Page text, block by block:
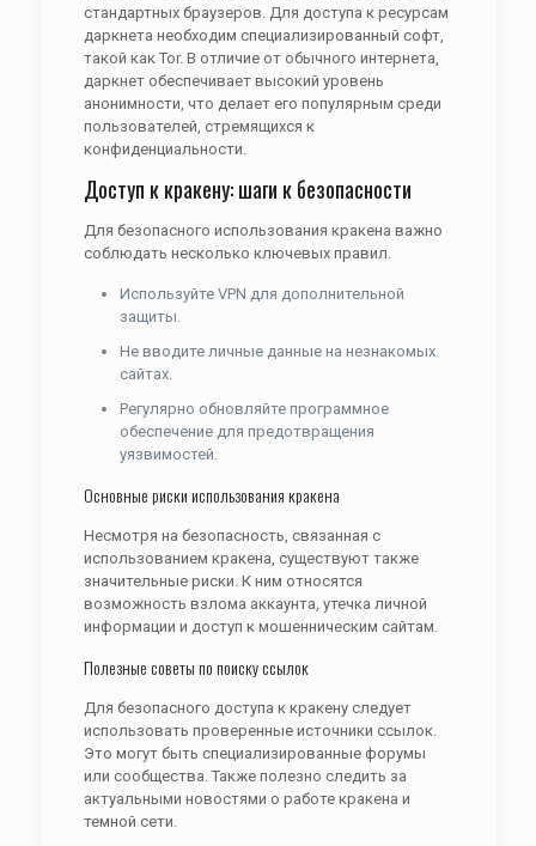
стандартных браузеров. Для доступа к ресурсам
даркнета необходим специализированный софт,
такой как Tor. В отличие от обычного интернета,
даркнет обеспечивает высокий уровень
анонимности, что делает его популярным среди
пользователей, стремящихся к
конфиденциальности.
Доступ к кракену: шаги к безопасности
Для безопасного использования кракена важно
соблюдать несколько ключевых правил.
Используйте VPN для дополнительной
защиты.
Не вводите личные данные на незнакомых
сайтах.
Регулярно обновляйте программное
обеспечение для предотвращения
уязвимостей.
Основные риски использования кракена
Несмотря на безопасность, связанная с
использованием кракена, существуют также
значительные риски. К ним относятся
возможность взлома аккаунта, утечка личной
информации и доступ к мошенническим сайтам.
Полезные советы по поиску ссылок
Для безопасного доступа к кракену следует
использовать проверенные источники ссылок.
Это могут быть специализированные форумы
или сообщества. Также полезно следить за
актуальными новостями о работе кракена и
темной сети.